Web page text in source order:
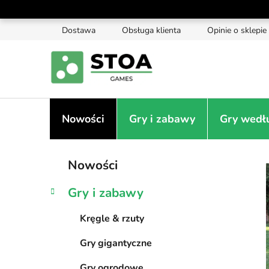
do
Dostawa
Obsługa klienta Opinie o sklepie
Nowości Gry i zabawy Gry
s
Pominąć
kategorie
e
Nowości
Gry i zabawy
Kręgle & rzuty
Gry gigantyczne